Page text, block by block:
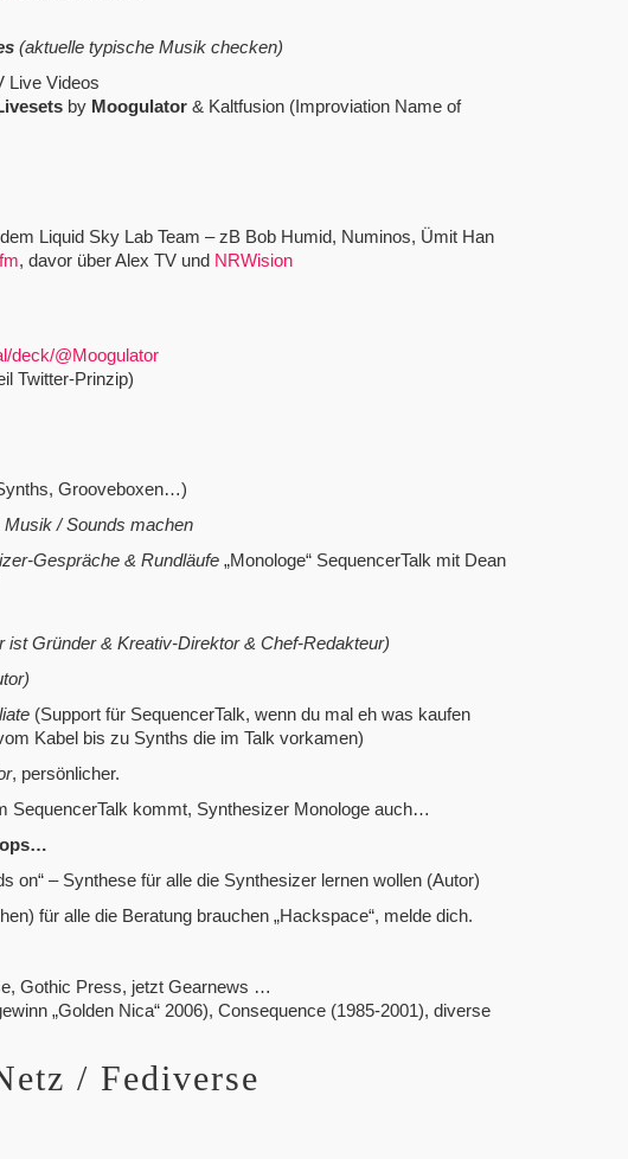
(aktuelle typische Musik checken)
Live Videos
by Moogulator& Kaltfusion (Improviation Name of
Liquid Sky Lab Team – zB Bob Humid, Numinos, Ümit Han
, davor über Alex TV und NRWision
deck/@Moogulator
Twitter-Prinzip)
Grooveboxen…)
/ Sounds machen
Gespräche & Rundläufe„Monologe“ SequencerTalk mit Dean
ist Gründer & Kreativ-Direktor & Chef-Redakteur)
(Support für SequencerTalk, wenn du mal eh was kaufen
Kabel bis zu Synths die im Talk vorkamen)
, persönlicher.
SequencerTalk kommt, Synthesizer Monologe auch…
on“ – Synthese für alle die Synthesizer lernen wollen (Autor)
für alle die Beratung brauchen „Hackspace“, melde dich.
Gothic Press, jetzt Gearnews …
„Golden Nica“ 2006), Consequence (1985-2001), diverse
/ Fediverse